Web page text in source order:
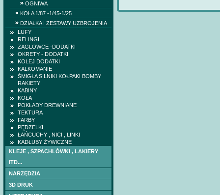
OGNIWA
KOŁA 1/87 -1/45-1/25
DZIAŁKA I ZESTAWY UZBROJENIA
LUFY
RELINGI
ŻAGLOWCE -DODATKI
OKRETY - DODATKI
KOLEJ DODATKI
KALKOMANIE
ŚMIGŁA SILNIKI KOŁPAKI BOMBY
RAKIETY
KABINY
KOŁA
POKŁADY DREWNIANE
TEKTURA
FARBY
PĘDZELKI
ŁAŃCUCHY , NICI , LINKI
KADŁUBY ŻYWICZNE
KLEJE , SZPACHLÓWKI , LAKIERY
ITD...
NARZĘDZIA
3D DRUK